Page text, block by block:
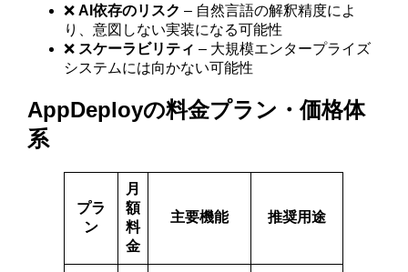
❌AI依存のリスク – 自然言語の解釈精度によ
り、意図しない実装になる可能性
❌ スケーラビリティ – 大規模エンタープライズ
システムには向かない可能性
AppDeployの料金プラン・価格体
系
プラ
ン
月
額
料
金
主要機能 推奨用途